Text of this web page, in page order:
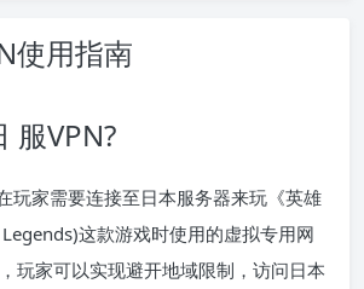
使用指南
服VPN?
玩家需要连接至日本服务器来玩《英雄
这款游戏时使用的虚拟专用网
玩家可以实现避开地域限制，访问日本